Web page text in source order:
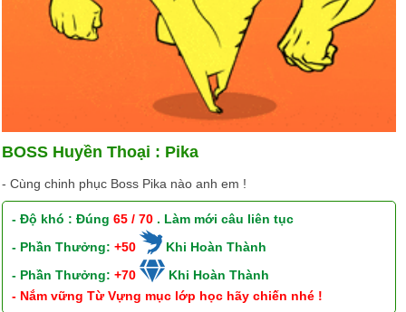
BOSS Huyền Thoại : Pika
- Cùng chinh phục Boss Pika nào anh em !
- Độ khó : Đúng65 / 70 . Làm mới câu liên tục
- Phần Thưởng:+50
Khi Hoàn Thành
- Phần Thưởng:+70
Khi Hoàn Thành
- Nắm vững Từ Vựng mục lớp học hãy chiến nhé !